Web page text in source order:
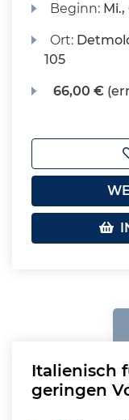
Beginn: Mi.,
Ort:
105
66,00 €
Italienisch
geringen